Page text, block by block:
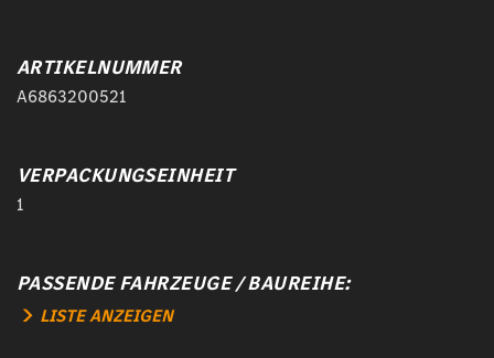
ARTIKELNUMMER
A6863200521
VERPACKUNGSEINHEIT
1
PASSENDE FAHRZEUGE / BAUREIHE:
LISTE ANZEIGEN